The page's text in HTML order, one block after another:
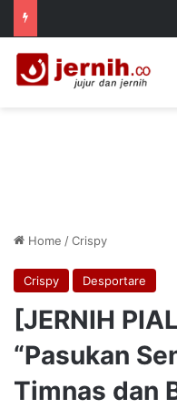
Home /Crispy
Crispy Desportare
[JERNIH
“Pasukan
Timnas dan